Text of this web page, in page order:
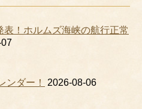
！ホルムズ海峡の航行正常
ンダー！ 2026-08-06